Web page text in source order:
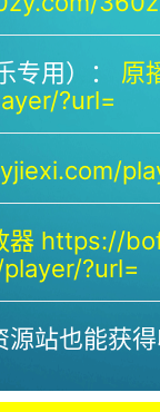
专用）： 原
?url=
器 https://
?url=
站也能获